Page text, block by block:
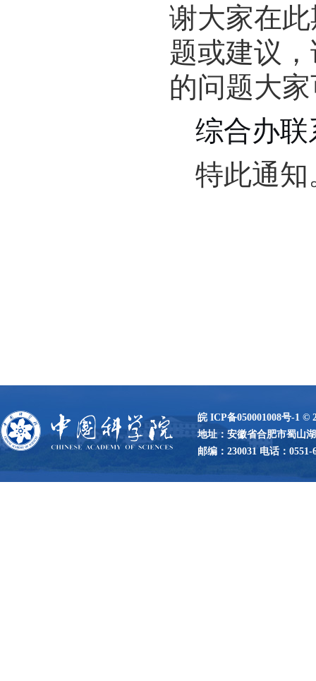
谢大家在
题或建议
的问题大
综合办
特此通知
皖 ICP备050001008号-1 ©
地址：安徽省合肥市蜀山
邮编：230031 电话：